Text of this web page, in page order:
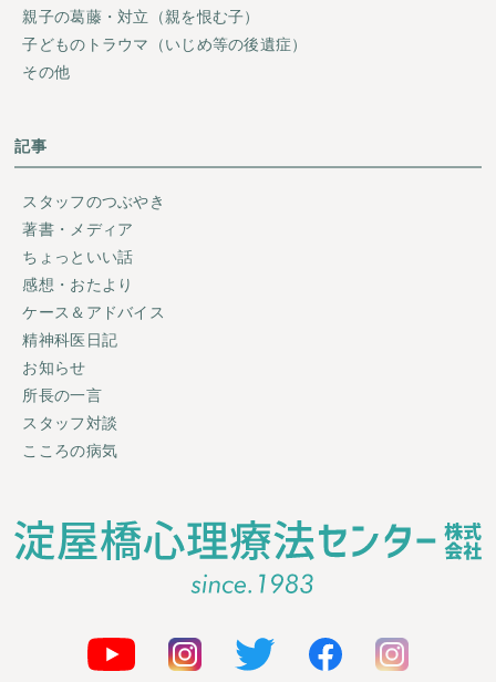
親子の葛藤・対立（親を恨む子）
子どものトラウマ（いじめ等の後遺症）
その他
記事
スタッフのつぶやき
著書・メディア
ちょっといい話
感想・おたより
ケース＆アドバイス
精神科医日記
お知らせ
所長の一言
スタッフ対談
こころの病気